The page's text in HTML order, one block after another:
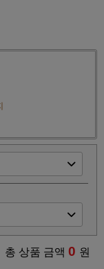
총 상품 금액 0 원